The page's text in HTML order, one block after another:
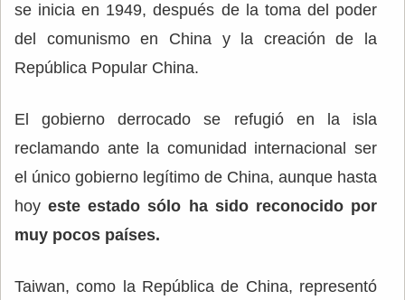
se inicia en 1949, después de la toma del poder
del comunismo en China y la creación de la
República Popular China.
El gobierno derrocado se refugió en la isla
reclamando ante la comunidad internacional ser
el único gobierno legítimo de China, aunque hasta
hoyeste estado sólo ha sido reconocido por
muy pocos países.
Taiwan, como la República de China, representó